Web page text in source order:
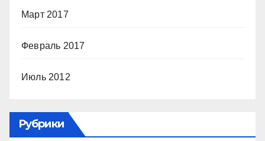
Март 2017
Февраль 2017
Июль 2012
Рубрики